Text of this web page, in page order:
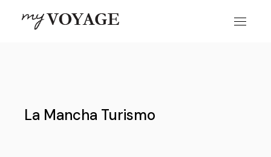
La Mancha Turismo